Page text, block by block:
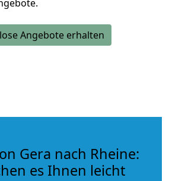
Angebote erhalten
Gera nach Rheine:
es Ihnen leicht